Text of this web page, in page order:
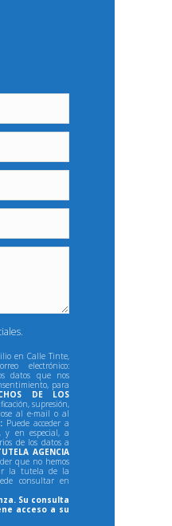
en Calle Tinte,
electrónico:
datos que nos
para
DE LOS
supresión,
al e-mail o al
Puede acceder a
y en especial, a
de los datos a
AGENCIA
que no hemos
la tutela de la
consultar en
Su consulta
acceso a su